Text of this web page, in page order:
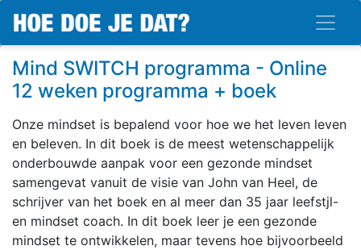
Mind SWITCH programma - Online
12 weken programma + boek
Onze mindset is bepalend voor hoe we het leven leven
en beleven. In dit boek is de meest wetenschappelijk
onderbouwde aanpak voor een gezonde mindset
samengevat vanuit de visie van John van Heel, de
schrijver van het boek en al meer dan 35 jaar leefstjl-
en mindset coach. In dit boek leer je een gezonde
mindset te ontwikkelen, maar tevens hoe bijvoorbeeld